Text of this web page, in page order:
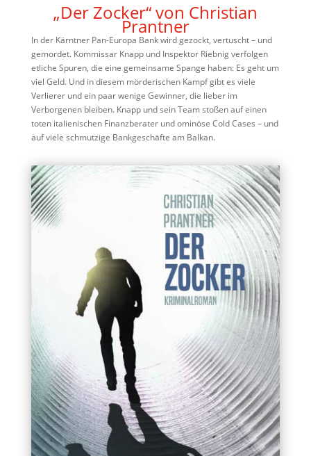
„Der Zocker“ von Christian
Prantner
In der Kärntner Pan-Europa Bank wird gezockt, vertuscht – und
gemordet. Kommissar Knapp und Inspektor Riebnig verfolgen
etliche Spuren, die eine gemeinsame Spange haben: Es geht um
viel Geld. Und in diesem mörderischen Kampf gibt es viele
Verlierer und ein paar wenige Gewinner, die lieber im
Verborgenen bleiben. Knapp und sein Team stoßen auf einen
toten italienischen Finanzberater und ominöse Cold Cases – und
auf viele schmutzige Bankgeschäfte am Balkan.